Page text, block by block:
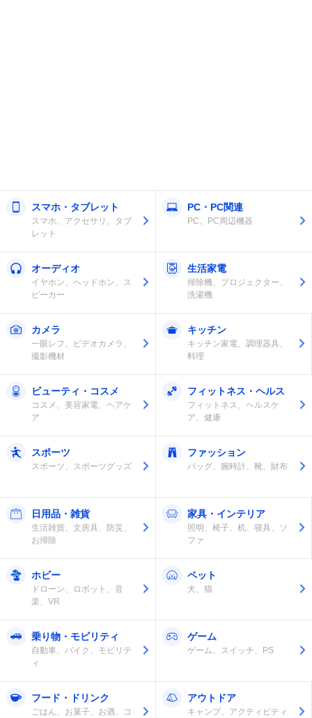
スマホ・タブレット
スマホ、アクセサリ、タブ
レット
PC・PC関連
PC、PC周辺機器
オーディオ
イヤホン、ヘッドホン、ス
ピーカー
生活家電
掃除機、プロジェクター、
洗濯機
カメラ
一眼レフ、ビデオカメラ、
撮影機材
キッチン
キッチン家電、調理器具、
料理
ビューティ・コスメ
コスメ、美容家電、ヘアケ
ア
フィットネス・ヘルス
フィットネス、ヘルスケ
ア、健康
スポーツ
スポーツ、スポーツグッズ
ファッション
バッグ、腕時計、靴、財布
日用品・雑貨
生活雑貨、文房具、防災、
お掃除
家具・インテリア
照明、椅子、机、寝具、ソ
ファ
ホビー
ドローン、ロボット、音
楽、VR
ペット
犬、猫
乗り物・モビリティ
自動車、バイク、モビリテ
ィ
ゲーム
ゲーム、スイッチ、PS
フード・ドリンク
ごはん、お菓子、お酒、コ
アウトドア
キャンプ、アクティビティ